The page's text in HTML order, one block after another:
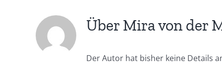
Über Mira von der
Der Autor hat bisher keine Details